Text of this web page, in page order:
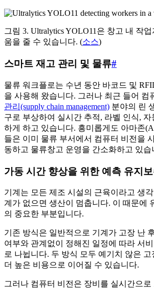
그림 3. Ultralytics YOLO11은 창고 내 작
움을 줄 수 있습니다. (소스)
스마트 재고 관리 및 물류#
물류 워크플로는 수년 동안 바코드 및
을 사용해 왔습니다. 그러나 최근 들어 컴
관리(supply chain management) 분야의 린
구로 부상하여 실시간 추적, 라벨 인식,
하게 하고 있습니다. 흥미롭게도 아마존
들은 이미 물류 부서에서 컴퓨터 비전을
동하고 물류창고 운영을 간소화하고 있습
가동 시간 향상을 위한 예측 유지
기계는 모든 제조 시설의 근육이라고 생각
계가 없으면 생산이 멈춥니다. 이 때문에
의 중요한 부분입니다.
기존 방식은 일반적으로 기계가 고장 난
여부와 관계없이 정해진 일정에 따라 서
로 나뉩니다. 두 방식 모두 예기치 않은
더 높은 비용으로 이어질 수 있습니다.
그러나 컴퓨터 비전은 장비를 실시간으